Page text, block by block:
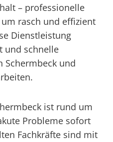
– professionelle
rasch und effizient
Dienstleistung
und schnelle
Schermbeck und
ist rund um
Probleme sofort
Fachkräfte sind mit